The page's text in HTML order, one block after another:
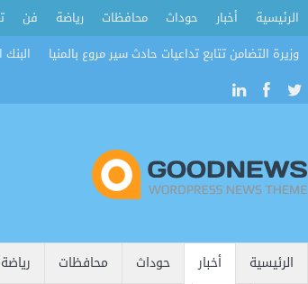
الرئيسية أخبار حوداث محافظات رياضة فن
وزيرة التضامن تتابع تداعيات حادث سير مروع بالمنيا
الرئيسية أخبار حوداث محافظات رياضة